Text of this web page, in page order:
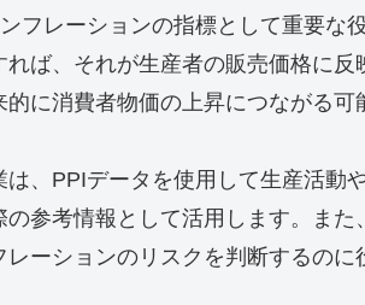
物価指数）は、製造業や農業など
の経済指標です。消費者が支払う
者が生産や販売を行う際に直面す
して計算されます。生産者が直接
ションの傾向を把握するために使用